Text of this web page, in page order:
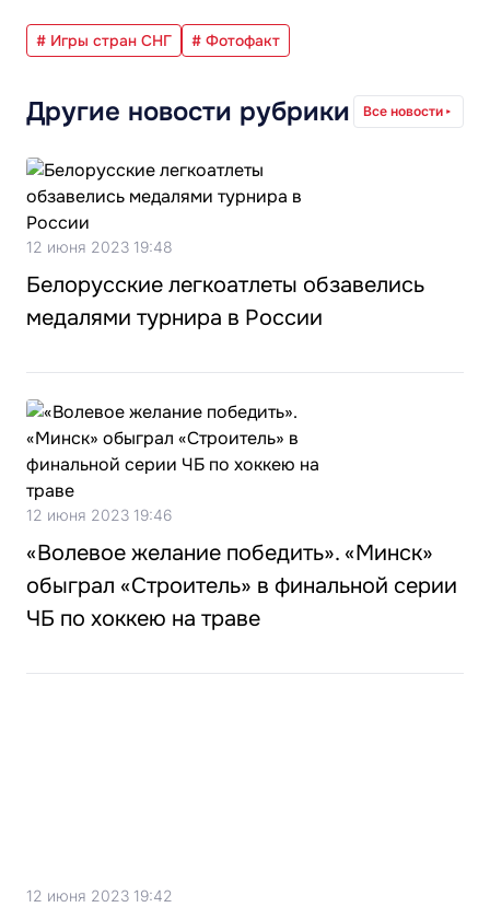
# Игры стран СНГ # Фотофакт
Другие новости рубрики Все новости
12 июня 2023 19:48
Белорусские легкоатлеты обзавелись
медалями турнира в России
12 июня 2023 19:46
«Волевое желание победить». «Минск»
обыграл «Строитель» в финальной серии
ЧБ по хоккею на траве
12 июня 2023 19:42